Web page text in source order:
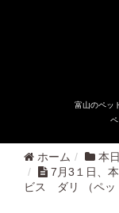
富山のペッ
ホーム 本
7月3１日、
ビス ダリ （ペッ